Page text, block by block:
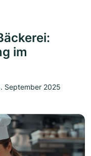
im
September 2025